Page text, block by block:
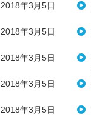
2018年3月5日
2018年3月5日
2018年3月5日
2018年3月5日
2018年3月5日